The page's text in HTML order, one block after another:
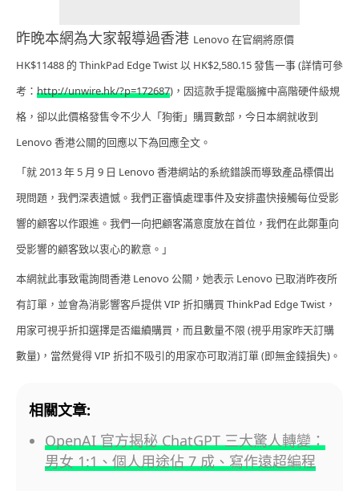
昨晚本網為大家報導過香港 Lenovo 在官網將原價
HK$11488 的 ThinkPad Edge Twist以 HK$2,580.15 發售一事 (詳情可參
考： http://unwire.hk/?p=172687)，因這款手提電腦擁中高階硬件級規
格，卻以此價格發售令不少人「狗衝」購買數部，今日本網就收到
Lenovo 香港公關的回應以下為回應全文。
「就 2013 年 5 月 9 日 Lenovo 香港網站的系統錯誤而導致產品標價出
現問題，我們深表遺憾。我們正審慎處理事件及安排盡快接觸每位受影
響的顧客以作跟進。我們一向把顧客滿意度放在首位，我們在此鄭重向
受影響的顧客致以衷心的歉意。」
本網就此事致電詢問香港 Lenovo 公關，她表示 Lenovo 已取消昨夜所
有訂單，並會為消影響客戶提供VIP 折扣購買 ThinkPad Edge Twist，
用家可視乎折扣選擇是否繼續購買，而且數量不限 (視乎用家昨天訂購
數量)，當然覺得 VIP 折扣不吸引的用家亦可取消訂單 (即無金錢損失)。
相關文章:
OpenAI 官方揭秘 ChatGPT 三大驚人轉變：
男女 1:1、個人用途佔 7 成、寫作遠超編程